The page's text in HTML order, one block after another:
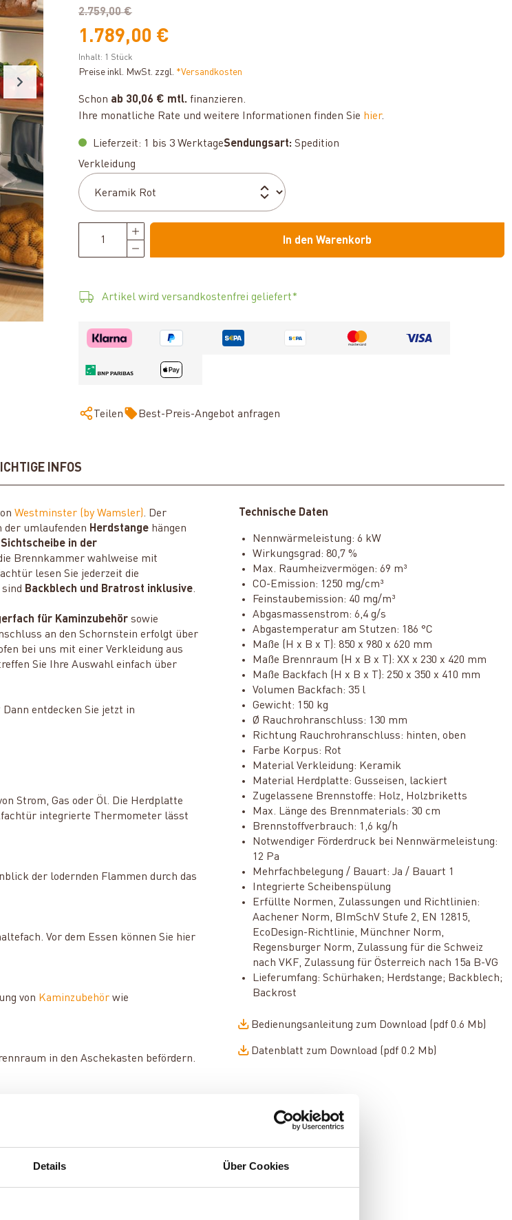
Details Über Cookies
2.759,00 €
1.789,00 €
Inhalt: 1 Stück
Preise inkl. MwSt. zzgl. *Versandkosten
Schon ab 30,06 € mtl. finanzieren.
Ihre monatliche Rate und weitere Informationen finden Sie hier.
Lieferzeit: 1 bis 3 WerktageSendungsart: Spedition
Verkleidung
In den Warenkorb
Artikel wird versandkostenfrei geliefert*
Teilen Best-Preis-Angebot anfragen
INFOS
Westminster (by Wamsler). Der
der umlaufenden Herdstange hängen
Sichtscheibe in der
Brennkammer wahlweise mit
lesen Sie jederzeit die
Backblech und Bratrost inklusive.
für Kaminzubehör sowie
an den Schornstein erfolgt über
bei uns mit einer Verkleidung aus
Sie Ihre Auswahl einfach über
entdecken Sie jetzt in
Strom, Gas oder Öl. Die Herdplatte
integrierte Thermometer lässt
der lodernden Flammen durch das
Vor dem Essen können Sie hier
von Kaminzubehör wie
in den Aschekasten befördern.
an der Ober- oder Rückseite
kommen mit den
ganz einfach über das Varianten-
Technische Daten
Nennwärmeleistung: 6 kW
Wirkungsgrad: 80,7 %
Max. Raumheizvermögen: 69 m³
CO-Emission: 1250 mg/cm³
Feinstaubemission: 40 mg/m³
Abgasmassenstrom: 6,4 g/s
Abgastemperatur am Stutzen: 186 °C
Maße (H x B x T): 850 x 980 x 620 mm
Maße Brennraum (H x B x T): XX x 230 x 420 mm
Maße Backfach (H x B x T): 250 x 350 x 410 mm
Volumen Backfach: 35 l
Gewicht: 150 kg
Ø Rauchrohranschluss: 130 mm
Richtung Rauchrohranschluss: hinten, oben
Farbe Korpus: Rot
Material Verkleidung: Keramik
Material Herdplatte: Gusseisen, lackiert
Zugelassene Brennstoffe: Holz, Holzbriketts
Max. Länge des Brennmaterials: 30 cm
Brennstoffverbrauch: 1,6 kg/h
Notwendiger Förderdruck bei Nennwärmeleistung:
12 Pa
Mehrfachbelegung / Bauart: Ja / Bauart 1
Integrierte Scheibenspülung
Erfüllte Normen, Zulassungen und Richtlinien:
Aachener Norm, BImSchV Stufe 2, EN 12815,
EcoDesign-Richtlinie, Münchner Norm,
Regensburger Norm, Zulassung für die Schweiz
nach VKF, Zulassung für Österreich nach 15a B-VG
Lieferumfang: Schürhaken; Herdstange; Backblech;
Backrost
Bedienungsanleitung zum Download (pdf 0.6 Mb)
Datenblatt zum Download (pdf 0.2 Mb)